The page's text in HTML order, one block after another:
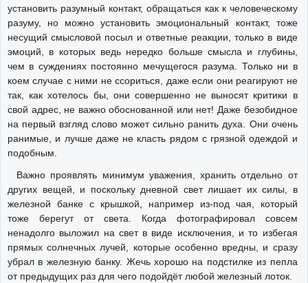
установить разумный контакт, обращаться как к человеческому
разуму, но можно установить эмоциональный контакт, тоже
несущий смысловой посыл и ответные реакции, только в виде
эмоций, в которых ведь нередко больше смысла и глубины,
чем в суждениях постоянно мечущегося разума. Только ни в
коем случае с ними не ссориться, даже если они реагируют не
так, как хотелось бы, они совершенно не выносят критики в
свой адрес, не важно обоснованной или нет! Даже безобидное
на первый взгляд слово может сильно ранить духа. Они очень
ранимые, и лучше даже не класть рядом с грязной одеждой и
подобным.
Важно проявлять минимум уважения, хранить отдельно от
других вещей, и поскольку дневной свет лишает их силы, в
железной банке с крышкой, например из-под чая, который
тоже берегут от света. Когда фотографировал совсем
ненадолго выложил на свет в виде исключения, и то избегая
прямых солнечных лучей, которые особенно вредны, и сразу
убрал в железную банку. Жечь хорошо на подстилке из пепла
от предыдущих раз для чего подойдёт любой железный лоток.